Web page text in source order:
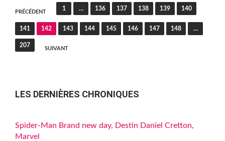
Pagination
des
publications
PRÉCÉDENT
1 … 136 137 138 139 140
141 142 143 144 145 146 147 148 …
207
SUIVANT
LES DERNIÈRES CHRONIQUES
Spider-Man Brand new day, Destin Daniel Cretton,
Marvel